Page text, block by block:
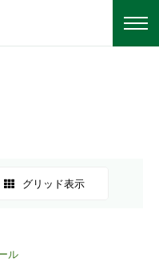
グリッド表示
ル